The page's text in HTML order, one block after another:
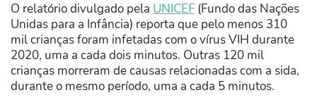
O relatório divulgado pela UNICEF (Fundo das Nações
Unidas para a Infância) reporta que pelo menos 310
mil crianças foram infetadas com o vírus VIH durante
2020, uma a cada dois minutos. Outras 120 mil
crianças morreram de causas relacionadas com a sida,
durante o mesmo período, uma a cada 5 minutos.